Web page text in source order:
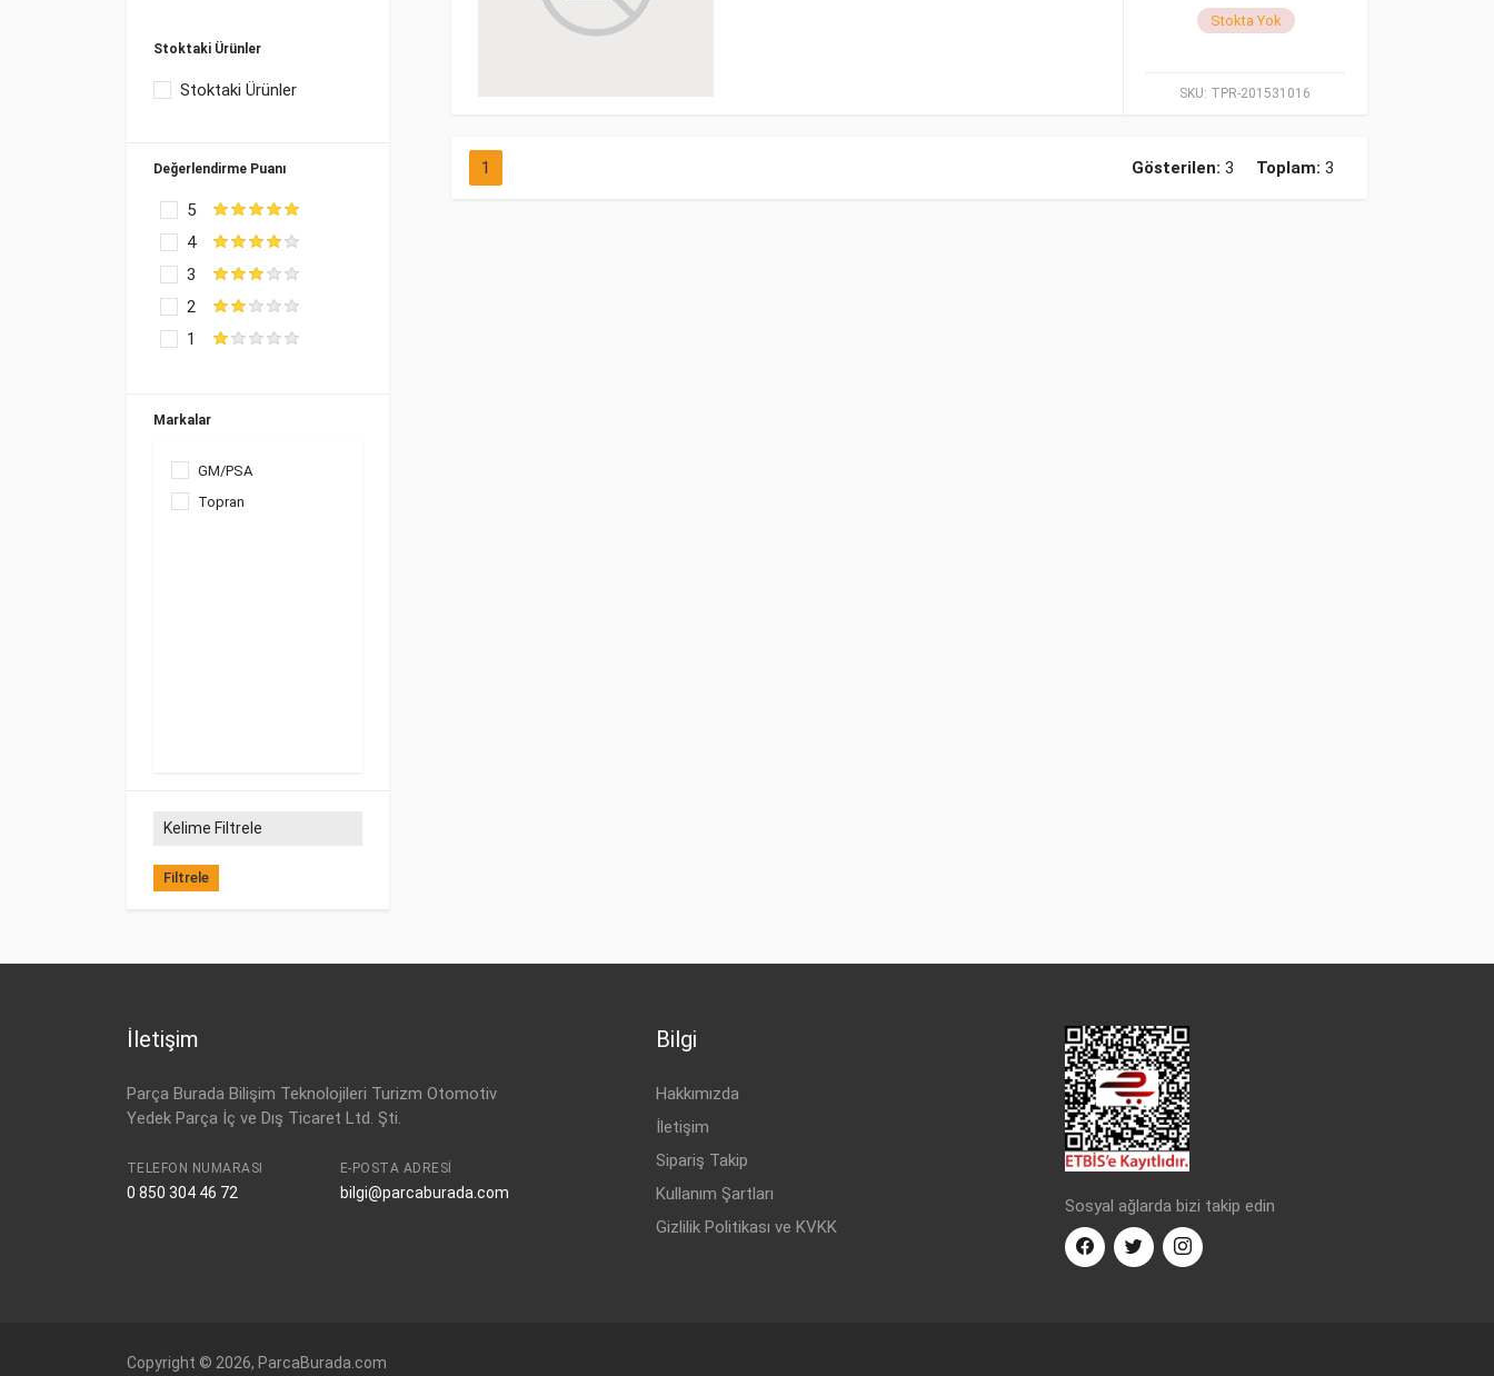
Stoktaki Ürünler
Stoktaki Ürünler
Değerlendirme Puanı
5
4
3
2
1
Markalar
GM/PSA
Topran
Filtrele
SKU: TPR-201531016
Stokta Yok
1 Gösterilen: 3 Toplam: 3
İletişim
Parça Burada Bilişim Teknolojileri Turizm Otomotiv
Yedek Parça İç ve Dış Ticaret Ltd. Şti.
TELEFON NUMARASI
0 850 304 46 72
E-POSTA ADRESI
bilgi@parcaburada.com
Bilgi
Hakkımızda
İletişim
Sipariş Takip
Kullanım Şartları
Gizlilik Politikası ve KVKK
Sosyal ağlarda bizi takip edin
Copyright © 2026, ParcaBurada.com